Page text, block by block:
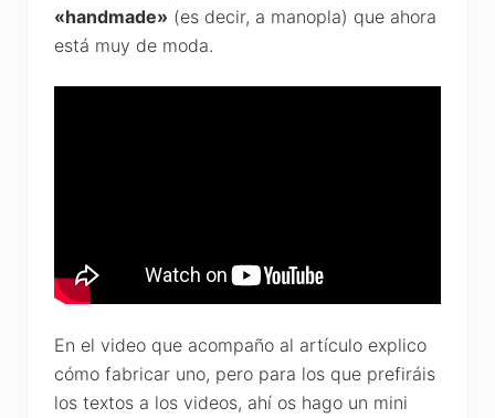
«handmade» (es decir, a manopla) que ahora
está muy de moda.
En el video que acompaño al artículo explico
cómo fabricar uno, pero para los que prefiráis
los textos a los videos, ahí os hago un mini